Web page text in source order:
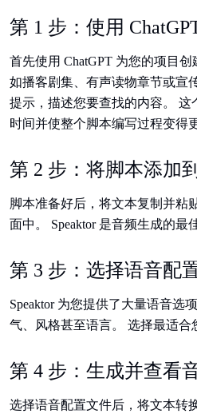
第 1 步：使用
首先使用 ChatGPT 为您的项目
如播客剧集、有声读物章节或宣
提示，描述您要查找的内容。 这
时间并使整个脚本编写过程变得
第 2 步：将脚本添加
脚本准备好后，将文本复制并粘
面中。 Speaktor 是音频生成的最
第 3 步：选择语音配
Speaktor 为您提供了大量语音选
气、风格甚至语言。 选择最适合
第 4 步：生成并查看
选择语音配置文件后，将文本转